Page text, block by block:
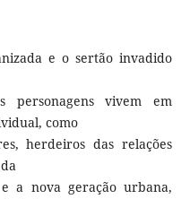
e o sertão invadido
personagens vivem em
como
herdeiros das relações
a nova geração urbana,